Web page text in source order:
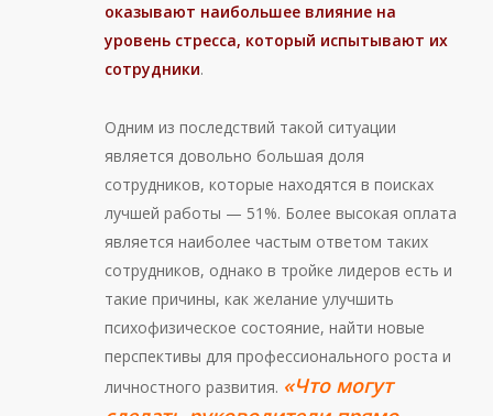
оказывают наибольшее влияние на
уровень стресса, который испытывают их
сотрудники.
Одним из последствий такой ситуации
является довольно большая доля
сотрудников, которые находятся в поисках
лучшей работы — 51%. Более высокая оплата
является наиболее частым ответом таких
сотрудников, однако в тройке лидеров есть и
такие причины, как желание улучшить
психофизическое состояние, найти новые
перспективы для профессионального роста и
личностного развития. «Что могут